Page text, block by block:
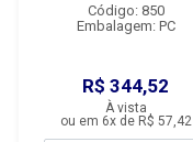
Código: 850
Embalagem: PC
R$ 344,52
À vista
ou em 6x de R$ 57,42